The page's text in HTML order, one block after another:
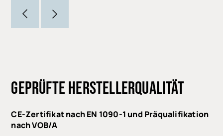
GEPRÜFTE HERSTELLERQUALITÄT
CE-Zertifikat nach EN 1090-1 und Präqualifikation
nach VOB/A